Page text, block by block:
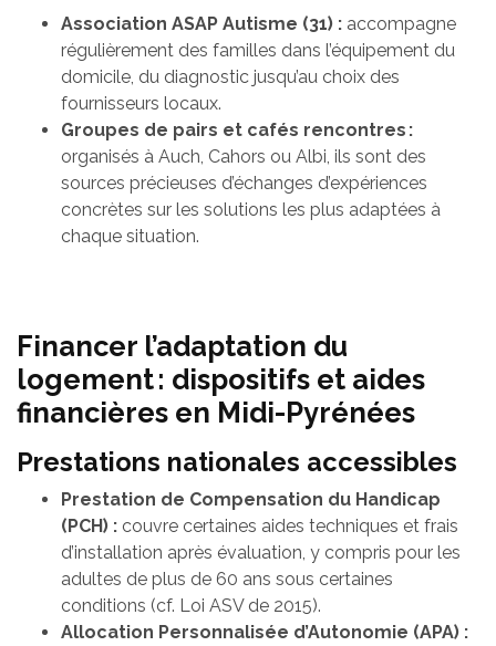
Association ASAP Autisme (31) : accompagne
régulièrement des familles dans l’équipement du
domicile, du diagnostic jusqu’au choix des
fournisseurs locaux.
Groupes de pairs et cafés rencontres :
organisés à Auch, Cahors ou Albi, ils sont des
sources précieuses d’échanges d’expériences
concrètes sur les solutions les plus adaptées à
chaque situation.
Financer l’adaptation du
logement : dispositifs et aides
financières en Midi-Pyrénées
Prestations nationales accessibles
Prestation de Compensation du Handicap
(PCH) : couvre certaines aides techniques et frais
d’installation après évaluation, y compris pour les
adultes de plus de 60 ans sous certaines
conditions (cf. Loi ASV de 2015).
Allocation Personnalisée d’Autonomie (APA) :